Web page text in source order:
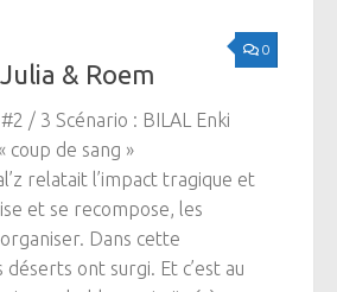
0
& Roem
/ 3 Scénario : BILAL Enki
coup de sang »
relatait l’impact tragique et
et se recompose, les
Dans cette
ont surgi. Et c’est au